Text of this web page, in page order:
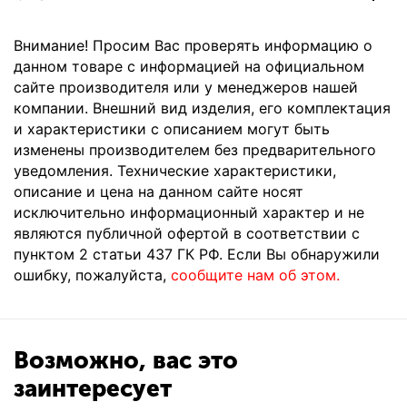
Внимание! Просим Вас проверять информацию о
данном товаре с информацией на официальном
сайте производителя или у менеджеров нашей
компании. Внешний вид изделия, его комплектация
и характеристики с описанием могут быть
изменены производителем без предварительного
уведомления. Технические характеристики,
описание и цена на данном сайте носят
исключительно информационный характер и не
являются публичной офертой в соответствии с
пунктом 2 статьи 437 ГК РФ. Если Вы обнаружили
ошибку, пожалуйста, сообщите нам об этом.
Возможно, вас это
заинтересует